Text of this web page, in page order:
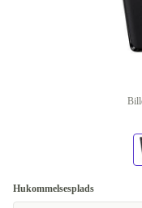
Hukommelsesplads